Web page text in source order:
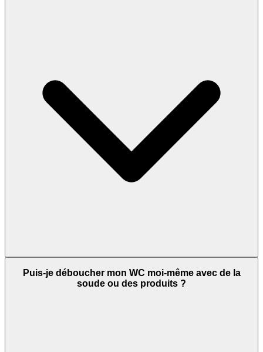
Puis-je déboucher mon WC moi-même avec de la
soude ou des produits ?